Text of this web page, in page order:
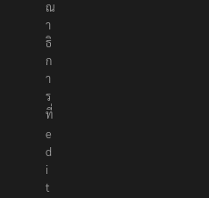
ร
ณ
า
ธิ
ก
า
ร
ที่
e
d
i